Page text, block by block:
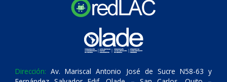
Dirección: Av. Mariscal Antonio José de Sucre N58-63 y